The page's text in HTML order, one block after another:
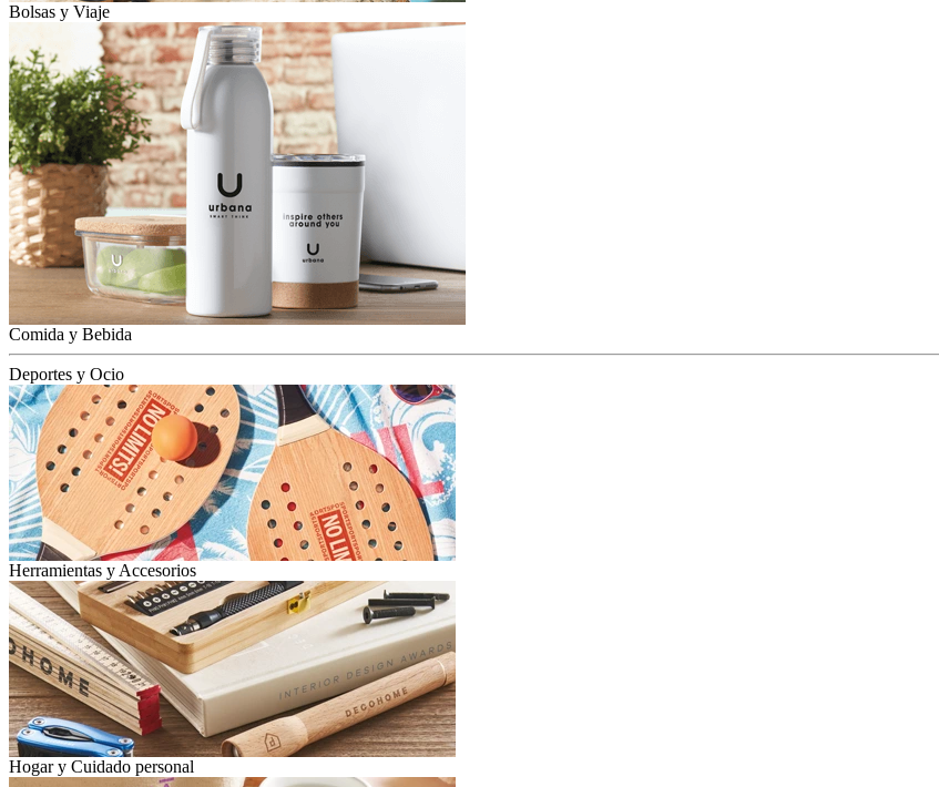
Bolsas y Viaje
Comida y Bebida
Deportes y Ocio
Herramientas y Accesorios
Hogar y Cuidado personal